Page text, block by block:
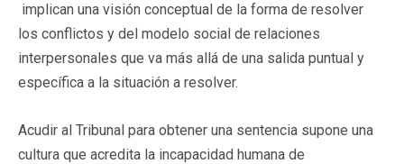
implican una visión conceptual de la forma de resolver
los conflictos y del modelo social de relaciones
interpersonales que va más allá de una salida puntual y
específica a la situación a resolver.
Acudir al Tribunal para obtener una sentencia supone una
cultura que acredita la incapacidad humana de